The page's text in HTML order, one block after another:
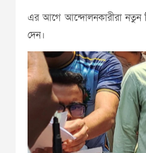
এর আগে আন্দোলনকারীরা নতুন
দেন।